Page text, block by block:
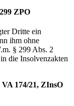
ZPO
Dritte ein
ihm ohne
§ 299 Abs. 2
die Insolvenzakten
VA 174/21, ZInsO